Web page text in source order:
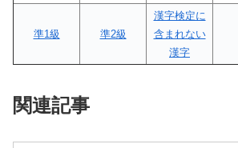
準1級 準2級
漢字検定に
含まれない
漢字
関連記事